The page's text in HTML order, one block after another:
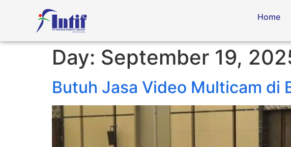
Home
Day: September 19,
Butuh Jasa Video Multicam di